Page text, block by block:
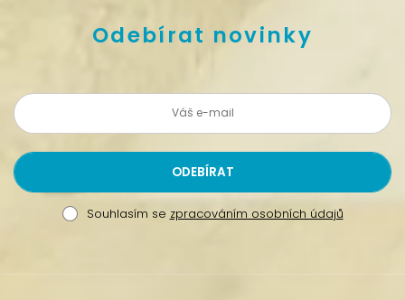
Odebírat novinky
Souhlasím se zpracováním osobních údajů